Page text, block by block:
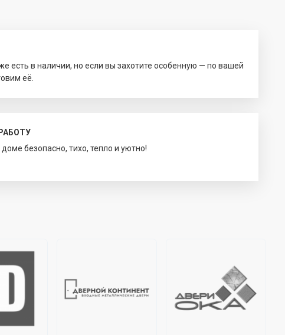
есть в наличии, но если вы захотите особенную — по вашей
её.
безопасно, тихо, тепло и уютно!